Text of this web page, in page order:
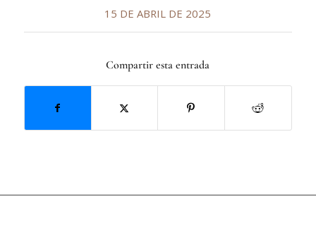
15 DE ABRIL DE 2025
Compartir esta entrada